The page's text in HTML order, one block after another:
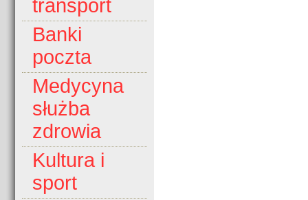
transport
Banki
poczta
Medycyna
służba
zdrowia
Kultura i
sport